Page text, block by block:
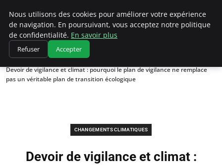
Climatedebtagents
Accueil
Changements climatiques
Devoir de vigilance et climat : pourquoi le plan de vigilance ne remplace
pas un véritable plan de transition écologique
CHANGEMENTS CLIMATIQUES
Devoir de vigilance et climat :
Nous utilisons des cookies pour améliorer votre expérience
de navigation. En poursuivant, vous acceptez notre politique
de confidentialité. En savoir plus
Refuser Accepter